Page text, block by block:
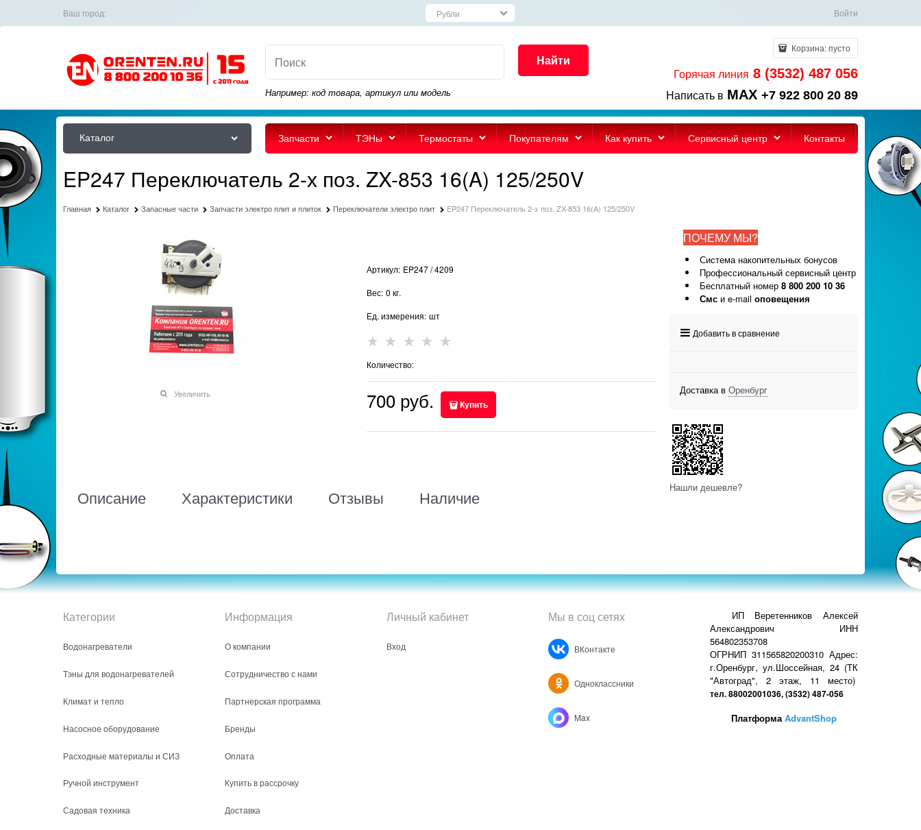
Ваш город: Войти
Найти
Например: код товара, артикул или модель
Корзина:пусто
Горячая линия 8 (3532) 487 056
Написать в MAX +7 922 800 20 89
Каталог Запчасти ТЭНы Термостаты Покупателям Как купить Сервисный центр Контакты
EP247 Переключатель 2-х поз. ZX-853 16(A) 125/250V
Главная Каталог Запасные части Запчасти электро плит и плиток Переключатели электро плит EP247 Переключатель 2-х поз. ZX-853 16(A) 125/250V
Увеличить
Артикул: EP247 / 4209
Вес: 0 кг.
Ед. измерения: шт
Количество:
700 руб. Купить
Описание Характеристики Отзывы Наличие
ПОЧЕМУ МЫ?
Система накопительных бонусов
Профессиональный сервисный центр
Бесплатный номер 8 800 200 10 36
Смс и e-mail оповещения
Добавить в сравнение
Доставка в Оренбург
Нашли дешевле?
Категории
Водонагреватели
Тэны для водонагревателей
Климат и тепло
Насосное оборудование
Расходные материалы и СИЗ
Ручной инструмент
Садовая техника
Информация
О компании
Сотрудничество с нами
Партнерская программа
Бренды
Оплата
Купить в рассрочку
Доставка
Личный кабинет
Вход
Мы в соц сетях
ВКонтакте
Одноклассники
Max
ИП Веретенников Алексей
Александрович ИНН
564802353708
ОГРНИП 311565820200310 Адрес:
г.Оренбург, ул.Шоссейная, 24 (ТК
"Автоград", 2 этаж, 11 место)
тел. 88002001036, (3532) 487-056
ПлатформаAdvantShop